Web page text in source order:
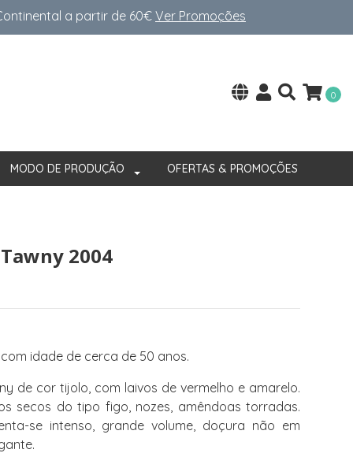
a partir de 60€Ver Promoções
0
MODO DE PRODUÇÃO OFERTAS & PROMOÇÕES
2004
idade de cerca de 50 anos.
de cor tijolo, com laivos de vermelho e amarelo.
secos do tipo figo, nozes, amêndoas torradas.
se intenso, grande volume, doçura não em